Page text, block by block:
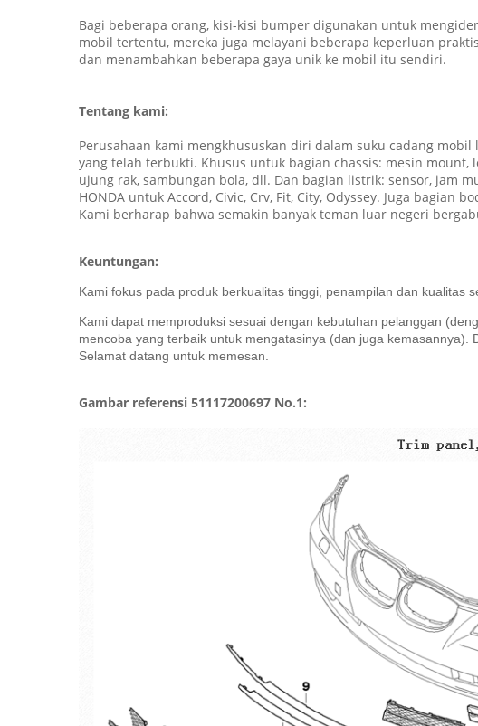
Bagi beberapa orang, kisi-kisi bumper digunakan untuk
mobil tertentu, mereka juga melayani beberapa keperluan
dan menambahkan beberapa gaya unik ke mobil itu sendiri.
Tentang kami:
Perusahaan kami mengkhususkan diri dalam suku cadang
yang telah terbukti. Khusus untuk bagian chassis: mesin
ujung rak, sambungan bola, dll. Dan bagian listrik: sensor, jam
HONDA untuk Accord, Civic, Crv, Fit, City, Odyssey. Juga bagian
Kami berharap bahwa semakin banyak teman luar negeri
Keuntungan:
Kami fokus pada produk berkualitas tinggi, penampilan dan kualitas
Kami dapat memproduksi sesuai dengan kebutuhan pelanggan
mencoba yang terbaik untuk mengatasinya (dan juga kemasannya).
Selamat datang untuk memesan.
Gambar referensi 51117200697 No.1: